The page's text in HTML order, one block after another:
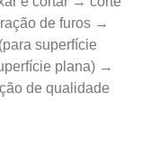
de furos →
superfície
plana) →
de qualidade